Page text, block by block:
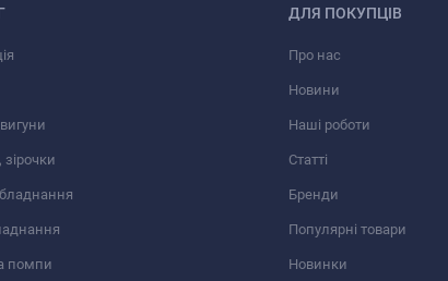
помпи
ДЛЯ ПОКУПЦІВ
Про нас
Новини
Наші роботи
Статті
Бренди
Популярні товари
Новинки